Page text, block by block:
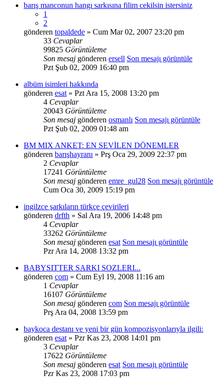
barış manconun hangı sarkısına filim cekilsin istersiniz
1
2
gönderen topaldede » Cum Mar 02, 2007 23:20 pm
33 Cevaplar
99825 Görüntüleme
Son mesaj gönderen ersell Son mesajı görüntüle
Pzt Şub 02, 2009 16:40 pm
albüm isimleri hakkında
gönderen esat » Pzt Ara 15, 2008 13:20 pm
4 Cevaplar
20043 Görüntüleme
Son mesaj gönderen osmanlı Son mesajı görüntüle
Pzt Şub 02, 2009 01:48 am
BM MIX ANKET: EN SEVİLEN DÖNEMLER
gönderen barışhayranı » Prş Oca 29, 2009 22:37 pm
2 Cevaplar
17241 Görüntüleme
Son mesaj gönderen emre_gul28 Son mesajı görüntüle
Cum Oca 30, 2009 15:19 pm
ingilzce şarkıların türkçe çevirileri
gönderen drfth » Sal Ara 19, 2006 14:48 pm
4 Cevaplar
33262 Görüntüleme
Son mesaj gönderen esat Son mesajı görüntüle
Pzr Ara 14, 2008 13:32 pm
BABYSITTER SARKI SOZLERI...
gönderen com » Cum Eyl 19, 2008 11:16 am
1 Cevaplar
16107 Görüntüleme
Son mesaj gönderen com Son mesajı görüntüle
Prş Ara 04, 2008 13:59 pm
baykoca destanı ve yeni bir gün kompozisyonlarıyla ilgili:
gönderen esat » Pzr Kas 23, 2008 14:01 pm
3 Cevaplar
17622 Görüntüleme
Son mesaj gönderen esat Son mesajı görüntüle
Pzr Kas 23, 2008 17:03 pm